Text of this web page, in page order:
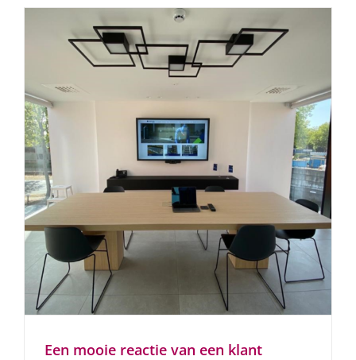
Een mooie reactie van een klant